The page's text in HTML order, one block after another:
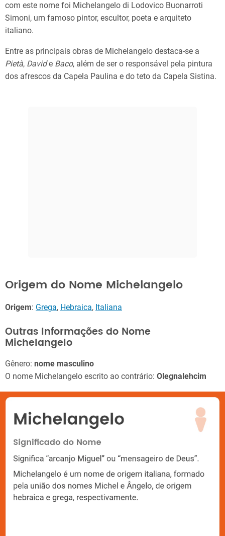
com este nome foi Michelangelo di Lodovico Buonarroti
Simoni, um famoso pintor, escultor, poeta e arquiteto
italiano.
Entre as principais obras de Michelangelo destaca-se a
Pietà, Davide Baco, além de ser o responsável pela pintura
dos afrescos da Capela Paulina e do teto da Capela Sistina.
Origem do Nome Michelangelo
Origem: Grega, Hebraica, Italiana
Outras Informações do Nome
Michelangelo
Gênero: nome masculino
O nome Michelangelo escrito ao contrário: Olegnalehcim